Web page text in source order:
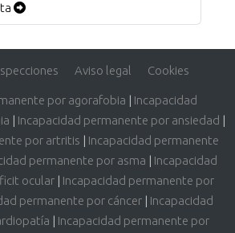
Aviso legal Cookies
por agorafobia | Incapacidad
| Incapacidad permanente por ansiedad |
por artritis | Incapacidad permanente
permanente por asma | Incapacidad
ocular| Incapacidad permanente por
permanente por cáncer| Incapacidad
| Incapacidad permanente por